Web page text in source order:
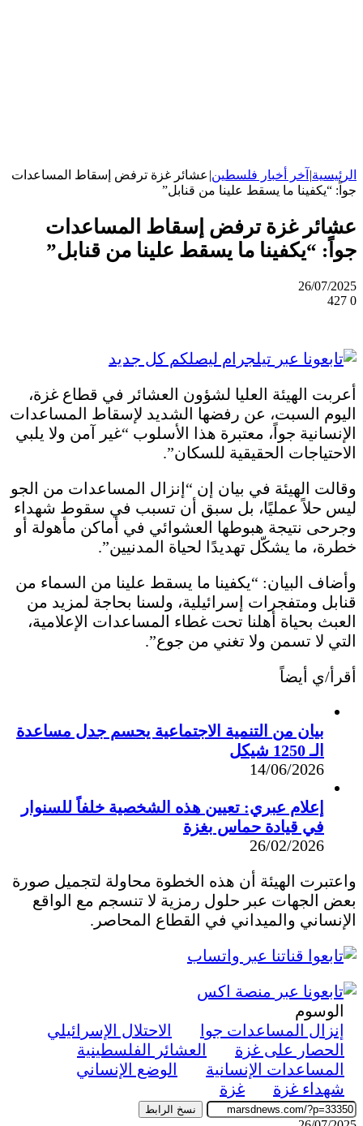
الرئيسية| آخر أخبار فلسطين| عشائر غزة ترفض إسقاط المساعدات
جواً: “يكفينا ما يسقط علينا من قنابل”
عشائر غزة ترفض إسقاط المساعدات
جواً: “يكفينا ما يسقط علينا من قنابل”
26/07/2025
0
أعربت الهيئة العليا لشؤون العشائر في قطاع غزة،
اليوم السبت، عن رفضها الشديد لإسقاط المساعدات
الإنسانية جواً، معتبرة هذا الأسلوب “غير آمن ولا يلبي
الاحتياجات الحقيقية للسكان”.
وقالت الهيئة في بيان إن “إنزال المساعدات من الجو
ليس حلاً عمليًا، بل سبق أن تسبب في سقوط شهداء
وجرحى نتيجة هبوطها العشوائي في أماكن مأهولة أو
خطرة، ما يشكّل تهديدًا لحياة المدنيين”.
وأضاف البيان: “يكفينا ما يسقط علينا من السماء من
قنابل ومتفجرات إسرائيلية، ولسنا بحاجة لمزيد من
العبث بحياة أهلنا تحت غطاء المساعدات الإعلامية،
التي لا تسمن ولا تغني من جوع”.
أقرأ/ي أيضاً
بيان من التنمية الاجتماعية يحسم جدل مساعدة
الـ 1250 شيكل
14/06/2026
إعلام عبري: تعيين هذه الشخصية خلفاً للسنوار
في قيادة حماس بغزة
26/02/2026
واعتبرت الهيئة أن هذه الخطوة محاولة لتجميل صورة
بعض الجهات عبر حلول رمزية لا تنسجم مع الواقع
الإنساني والميداني في القطاع المحاصر.
الوسوم
إنزال المساعدات جوا
الاحتلال الإسرائيلي
الحصار على غزة
العشائر الفلسطينية
المساعدات الإنسانية
الوضع الإنساني
شهداء غزة
غزة
نسخ الرابط